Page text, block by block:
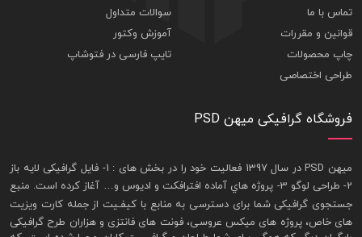
تماس با ما
قوانین و مقررات
چاپ محصولات
طراحی اختصاصی
سوالات متداول
آموزش وکتور
تایپ فارسی در فتوشاپ
فروشگاه گرافیکی میهن PSD
ميهن PSD در سال 1397 فعاليت خود را در بخش های : 1-
فايل گرافيکی لايه باز
2- طراحی لوگو 3- پروژه هاي آماده افترافکت و اديوس و… آغاز کرده است. منبع
جستجوی گرافيکی شما برای دسترسی به منابع با کيفـيت از جملهکارت ويزيت
های خاص، پروژه های ميکس عروسی، فونت های فانتزی و هزاران طرح گرافیکی